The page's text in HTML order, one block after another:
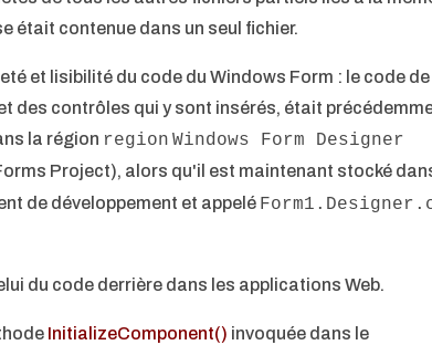
était contenue dans un seul fichier.
et lisibilité du code du Windows Form : le code de
des contrôles qui y sont insérés, était
la région region Windows Form Designer
Project), alors qu'il est maintenant stocké
de développement et appelé
du code derrière dans les applications Web.
InitializeComponent() invoquée dans le